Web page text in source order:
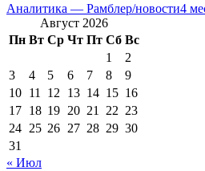
Аналитика — Рамблер/новости4
Август 2026
Пн Вт Ср Чт Пт Сб Вс
1
2
3
4 5 6 7 8
9
10 11 12 13 14 15 16
17 18 19 20 21 22 23
24 25 26 27 28 29 30
31
« Июл